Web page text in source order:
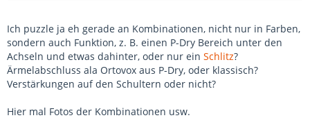
Ich puzzle ja eh gerade an Kombinationen, nicht nur in Farben,
sondern auch Funktion, z. B. einen P-Dry Bereich unter den
Achseln und etwas dahinter, oder nur ein Schlitz?
Ärmelabschluss ala Ortovox aus P-Dry, oder klassisch?
Verstärkungen auf den Schultern oder nicht?
Hier mal Fotos der Kombinationen usw.